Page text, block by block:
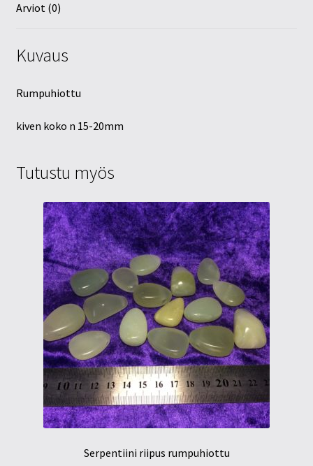
Arviot (0)
Kuvaus
Rumpuhiottu
kiven koko n 15-20mm
Tutustu myös
Serpentiini riipus rumpuhiottu